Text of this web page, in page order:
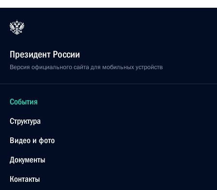
Президент России
Версия официального сайта для мобильных устройств
События
Структура
Видео и фото
Документы
Контакты